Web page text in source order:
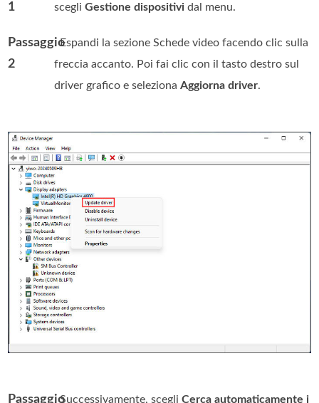
1
scegliGestione dispositivi dal menu.
Passaggio
2
. Espandi la sezione Schede video facendo clic sulla
freccia accanto. Poi fai clic con il tasto destro sul
driver grafico e selezionaAggiorna driver.
Passaggio. Successivamente, scegliCerca automaticamente i